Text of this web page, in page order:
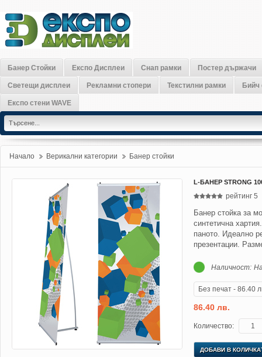
Банер Стойки Експо Дисплеи Снап рамки Постер държачи
Светещи дисплеи Рекламни стопери Текстилни рамки Бийч
Експо стени WAVE
Начало »
Верикални категории »
Банер стойки
L-БАНЕР STRONG
рейтинг 5
Банер стойка за
синтетична
паното. Идеално
презентации.
Наличност:
86.40 лв.
Количество:
ДОБАВИ В